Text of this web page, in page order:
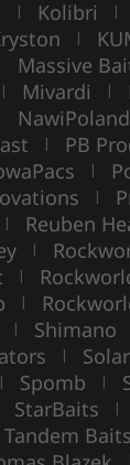
| Kolibri |
|
Massive
| Mivardi |
NawiPoland
| PB
|
|
| Reuben
|
|
|
| Shimano
| Solar
| Spomb |
StarBaits |
Tandem Baits